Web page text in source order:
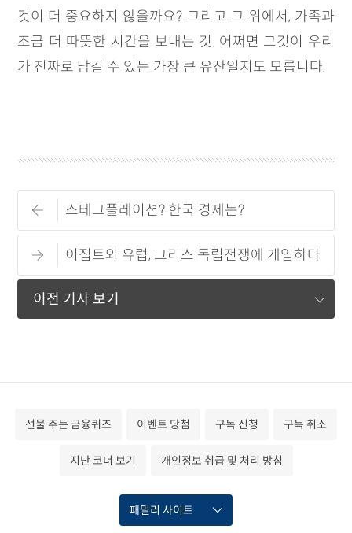
것이 더 중요하지 않을까요? 그리고 그 위에서, 가족과
조금 더 따뜻한 시간을 보내는 것. 어쩌면 그것이 우리
가 진짜로 남길 수 있는 가장 큰 유산일지도 모릅니다.
스테그플레이션? 한국 경제는?
이집트와 유럽, 그리스 독립전쟁에 개입하다
이전 기사 보기
선물 주는 금융퀴즈 이벤트 당첨 구독 신청 구독 취소
지난 코너 보기 개인정보 취급 및 처리 방침
패밀리 사이트